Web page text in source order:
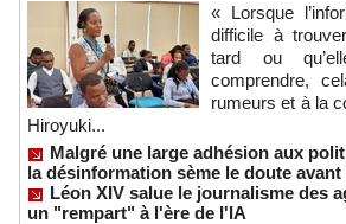
« Lorsque
difficile à
tard ou
comprendre,
rumeurs et à la
Hiroyuki...
Malgré une large adhésion aux
la désinformation sème le doute avant
Léon XIV salue le journalisme des
un "rempart" à l'ère de l'IA